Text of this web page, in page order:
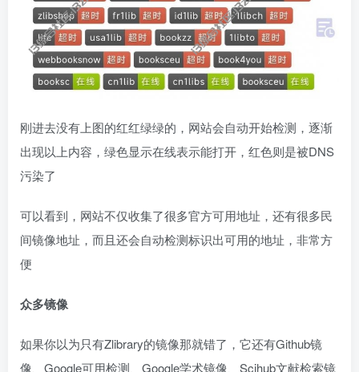
刚进去没有上图的红红绿绿的，网站会自动开始检测，逐渐
出现以上内容，绿色显示在线表示能打开，红色则是被DNS
污染了
可以看到，网站不仅收集了很多官方可用地址，还有很多民
间镜像地址，而且还会自动检测标识出可用的地址，非常方
便
众多镜像
如果你以为只有Zlibrary的镜像那就错了，它还有Github镜
像、Google可用检测、Google学术镜像、Scihub文献检索镜